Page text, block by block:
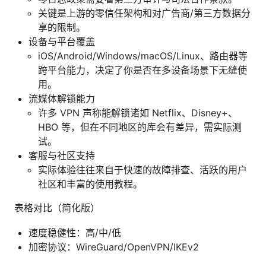
关键是上游的零信任架构和对广告商/第三方数据分
享的限制。
设备与平台覆盖
iOS/Android/Windows/macOS/Linux、路由器等
跨平台能力，决定了你是否在多设备场景下无缝使
用。
流媒体解锁能力
许多 VPN 声称能解锁诸如 Netflix、Disney+、
HBO 等，但在不同地区的库会有差异，需实际测
试。
客服与社区支持
实际体验往往来自于快速的故障排查、活跃的用户
社区和丰富的使用教程。
表格对比（简化版）
速度稳健性：高/中/低
加密协议：WireGuard/OpenVPN/IKEv2